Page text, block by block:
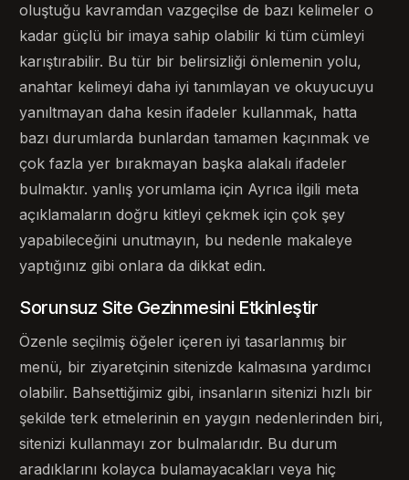
oluştuğu kavramdan vazgeçilse de bazı kelimeler o
kadar güçlü bir imaya sahip olabilir ki tüm cümleyi
karıştırabilir. Bu tür bir belirsizliği önlemenin yolu,
anahtar kelimeyi daha iyi tanımlayan ve okuyucuyu
yanıltmayan daha kesin ifadeler kullanmak, hatta
bazı durumlarda bunlardan tamamen kaçınmak ve
çok fazla yer bırakmayan başka alakalı ifadeler
bulmaktır. yanlış yorumlama için Ayrıca ilgili meta
açıklamaların doğru kitleyi çekmek için çok şey
yapabileceğini unutmayın, bu nedenle makaleye
yaptığınız gibi onlara da dikkat edin.
Sorunsuz Site Gezinmesini Etkinleştir
Özenle seçilmiş öğeler içeren iyi tasarlanmış bir
menü, bir ziyaretçinin sitenizde kalmasına yardımcı
olabilir. Bahsettiğimiz gibi, insanların sitenizi hızlı bir
şekilde terk etmelerinin en yaygın nedenlerinden biri,
sitenizi kullanmayı zor bulmalarıdır. Bu durum
aradıklarını kolayca bulamayacakları veya hiç